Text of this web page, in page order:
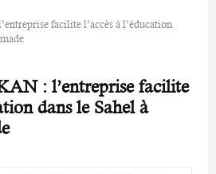
facilite l’accès à l’éducation
: l’entreprise facilite
dans le Sahel à